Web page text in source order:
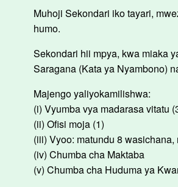
Muhoji Sekondari iko tayari,
humo.
Sekondari hii mpya, kwa miaka
Saragana (Kata ya Nyambono)
Majengo yaliyokamilishwa:
(i) Vyumba vya madarasa vitatu
(ii) Ofisi moja (1)
(iii) Vyoo: matundu 8
(iv) Chumba cha Maktaba
(v) Chumba cha Huduma ya